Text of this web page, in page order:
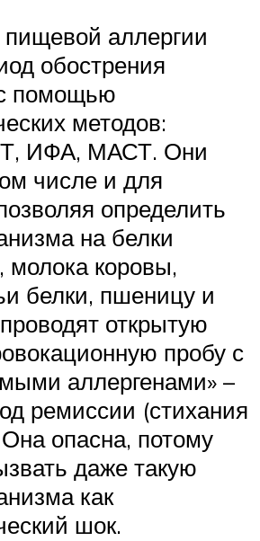
пищевой аллергии
обострения
помощью
методов:
ИФА, МАСТ. Они
числе и для
определить
на белки
молока коровы,
белки, пшеницу и
открытую
пробу с
аллергенами» –
ремиссии (стихания
опасна, потому
даже такую
как
шок.